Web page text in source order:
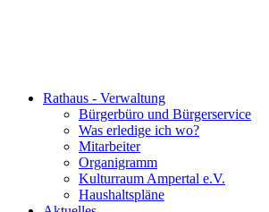
Rathaus - Verwaltung
Bürgerbüro und Bürgerservice
Was erledige ich wo?
Mitarbeiter
Organigramm
Kulturraum Ampertal e.V.
Haushaltspläne